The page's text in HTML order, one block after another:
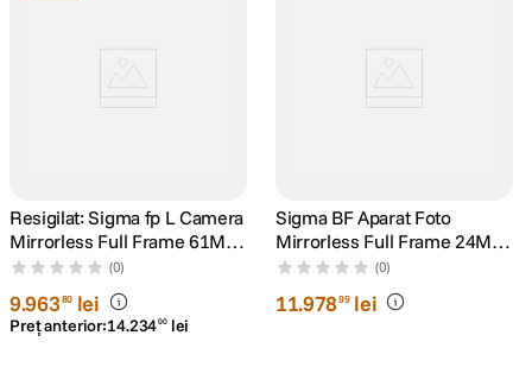
9. dji mic mini
10 . dji osmo
Resigilat: Sigma fp L Camera
Mirrorless Full Frame 61MP
Kit cu EVF-11 -
RS125057991-1
(0)
9.96380 lei
Preț anterior:14.23400 lei
Sigma BF Aparat Foto
Mirrorless Full Frame 24MP
6k30p Argintiu
(0)
11.97899 lei